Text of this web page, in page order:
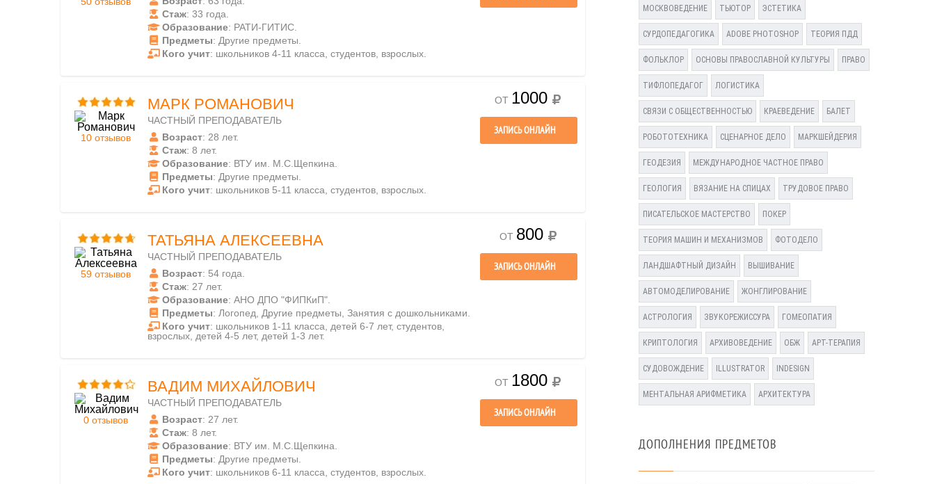
Стаж: 33 года.
Образование: РАТИ-ГИТИС.
Предметы: Другие предметы.
Кого учит: школьников 4-11 класса, студентов, взрослых.
10 отзывов
МАРК РОМАНОВИЧ
ЧАСТНЫЙ ПРЕПОДАВАТЕЛЬ
Возраст: 28 лет.
Стаж: 8 лет.
Образование: ВТУ им. М.С.Щепкина.
Предметы: Другие предметы.
Кого учит: школьников 5-11 класса, студентов, взрослых.
ОТ 1000
ЗАПИСЬ ОНЛАЙН
59 отзывов
ТАТЬЯНА АЛЕКСЕЕВНА
ЧАСТНЫЙ ПРЕПОДАВАТЕЛЬ
Возраст: 54 года.
Стаж: 27 лет.
Образование: АНО ДПО "ФИПКиП".
Предметы: Логопед, Другие предметы, Занятия с дошкольниками.
Кого учит: школьников 1-11 класса, детей 6-7 лет, студентов,
взрослых, детей 4-5 лет, детей 1-3 лет.
ОТ 800
ЗАПИСЬ ОНЛАЙН
0 отзывов
ВАДИМ МИХАЙЛОВИЧ
ЧАСТНЫЙ ПРЕПОДАВАТЕЛЬ
Возраст: 27 лет.
Стаж: 8 лет.
Образование: ВТУ им. М.С.Щепкина.
Предметы: Другие предметы.
Кого учит: школьников 6-11 класса, студентов, взрослых.
ОТ 1800
ЗАПИСЬ ОНЛАЙН
МОСКВОВЕДЕНИЕ ТЬЮТОР ЭСТЕТИКА
СУРДОПЕДАГОГИКА ADOBE PHOTOSHOP ТЕОРИЯ ПДД
ФОЛЬКЛОР ОСНОВЫ ПРАВОСЛАВНОЙ КУЛЬТУРЫ ПРАВО
ТИФЛОПЕДАГОГ ЛОГИСТИКА
СВЯЗИ С ОБЩЕСТВЕННОСТЬЮ КРАЕВЕДЕНИЕ БАЛЕТ
РОБОТОТЕХНИКА СЦЕНАРНОЕ ДЕЛО МАРКШЕЙДЕРИЯ
ГЕОДЕЗИЯ МЕЖДУНАРОДНОЕ ЧАСТНОЕ ПРАВО
ГЕОЛОГИЯ ВЯЗАНИЕ НА СПИЦАХ ТРУДОВОЕ ПРАВО
ПИСАТЕЛЬСКОЕ МАСТЕРСТВО ПОКЕР
ТЕОРИЯ МАШИН И МЕХАНИЗМОВ ФОТОДЕЛО
ЛАНДШАФТНЫЙ ДИЗАЙН ВЫШИВАНИЕ
АВТОМОДЕЛИРОВАНИЕ ЖОНГЛИРОВАНИЕ
АСТРОЛОГИЯ ЗВУКОРЕЖИССУРА ГОМЕОПАТИЯ
КРИПТОЛОГИЯ АРХИВОВЕДЕНИЕ ОБЖ АРТ-ТЕРАПИЯ
СУДОВОЖДЕНИЕ ILLUSTRATOR INDESIGN
МЕНТАЛЬНАЯ АРИФМЕТИКА АРХИТЕКТУРА
ДОПОЛНЕНИЯ ПРЕДМЕТОВ